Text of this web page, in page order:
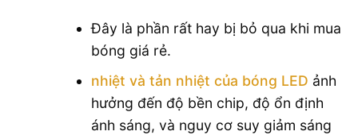
Đây là phần rất hay bị bỏ qua khi mua
bóng giá rẻ.
nhiệt và tản nhiệt của bóng LED ảnh
hưởng đến độ bền chip, độ ổn định
ánh sáng, và nguy cơ suy giảm sáng